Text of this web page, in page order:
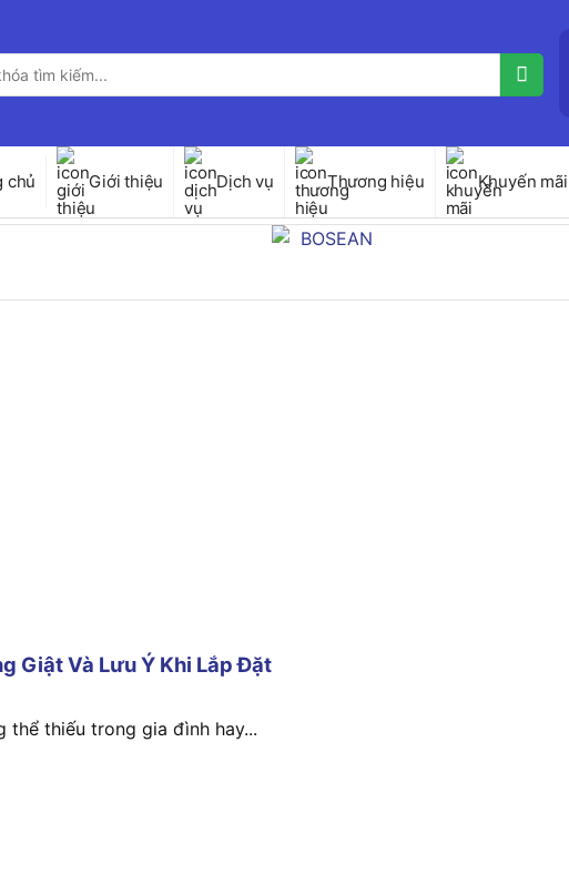
chủ Giới thiệu Dịch vụ Thương hiệu Khuyến mãi
Giật Và Lưu Ý Khi Lắp Đặt
thể thiếu trong gia đình hay...